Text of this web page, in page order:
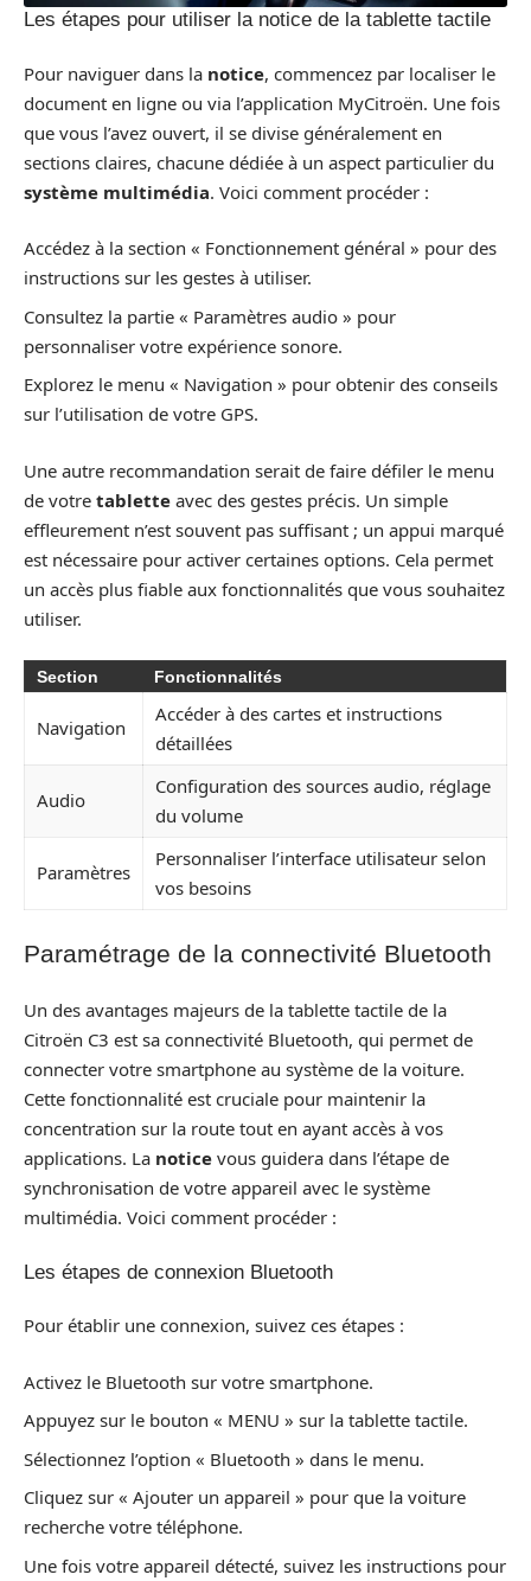
Les étapes pour utiliser la notice de la tablette tactile
Pour naviguer dans la notice, commencez par localiser le
document en ligne ou via l’application MyCitroën. Une fois
que vous l’avez ouvert, il se divise généralement en
sections claires, chacune dédiée à un aspect particulier du
système multimédia. Voici comment procéder :
Accédez à la section « Fonctionnement général » pour des
instructions sur les gestes à utiliser.
Consultez la partie « Paramètres audio » pour
personnaliser votre expérience sonore.
Explorez le menu « Navigation » pour obtenir des conseils
sur l’utilisation de votre GPS.
Une autre recommandation serait de faire défiler le menu
de votre tablette avec des gestes précis. Un simple
effleurement n’est souvent pas suffisant ; un appui marqué
est nécessaire pour activer certaines options. Cela permet
un accès plus fiable aux fonctionnalités que vous souhaitez
utiliser.
Section Fonctionnalités
Navigation
Accéder à des cartes et instructions
détaillées
Audio
Configuration des sources audio, réglage
du volume
Paramètres
Personnaliser l’interface utilisateur selon
vos besoins
Paramétrage de la connectivité Bluetooth
Un des avantages majeurs de la tablette tactile de la
Citroën C3 est sa connectivité Bluetooth, qui permet de
connecter votre smartphone au système de la voiture.
Cette fonctionnalité est cruciale pour maintenir la
concentration sur la route tout en ayant accès à vos
applications. La notice vous guidera dans l’étape de
synchronisation de votre appareil avec le système
multimédia. Voici comment procéder :
Les étapes de connexion Bluetooth
Pour établir une connexion, suivez ces étapes :
Activez le Bluetooth sur votre smartphone.
Appuyez sur le bouton « MENU » sur la tablette tactile.
Sélectionnez l’option « Bluetooth » dans le menu.
Cliquez sur « Ajouter un appareil » pour que la voiture
recherche votre téléphone.
Une fois votre appareil détecté, suivez les instructions pour